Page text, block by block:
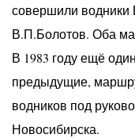
совершили водники
В.П.Болотов. Оба
В 1983 году ещё
предыдущие,
водников под
Новосибирска.